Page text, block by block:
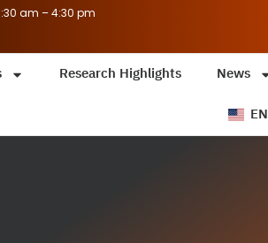
am – 4:30 pm
Research Highlights News
EN